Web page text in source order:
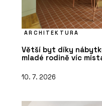
ARCHITEKTURA
Větší byt díky
mladé rodině víc
10. 7. 2026